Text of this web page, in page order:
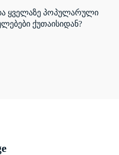
ყველაზე პოპულარული
ქუთაისიდან?